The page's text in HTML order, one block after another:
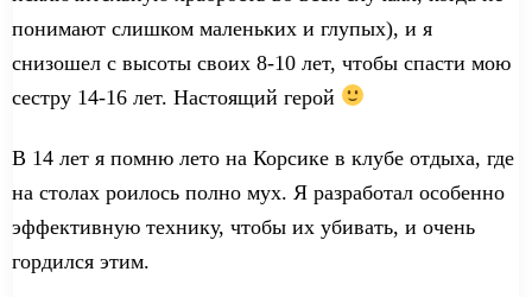
понимают слишком маленьких и глупых), и я
снизошел с высоты своих 8-10 лет, чтобы спасти мою
сестру 14-16 лет. Настоящий герой
В 14 лет я помню лето на Корсике в клубе отдыха, где
на столах роилось полно мух. Я разработал особенно
эффективную технику, чтобы их убивать, и очень
гордился этим.